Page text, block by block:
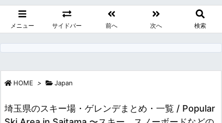
メニュー サイドバー 前へ 次へ 検索
HOME > Japan
埼玉県のスキー場・ゲレンデまとめ・一覧 / Popular